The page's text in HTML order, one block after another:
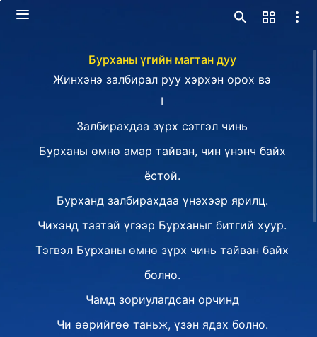
Бурханы үгийн магтан дуу
Жинхэнэ залбирал руу хэрхэн орох вэ
Ⅰ
Залбирахдаа зүрх сэтгэл чинь
Бурханы өмнө амар тайван, чин үнэнч байх
ёстой.
Бурханд залбирахдаа үнэхээр ярилц.
Чихэнд таатай үгээр Бурханыг битгий хуур.
Тэгвэл Бурханы өмнө зүрх чинь тайван байх
болно.
Чамд зориулагдсан орчинд
Чи өөрийгөө таньж, үзэн ядах болно.